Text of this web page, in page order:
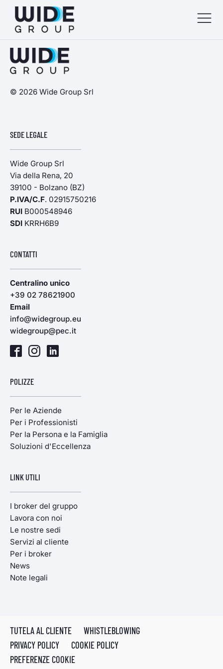
© 2026 Wide Group Srl
SEDE LEGALE
Wide Group Srl
Via della Rena, 20
39100 - Bolzano (BZ)
P.IVA/C.F. 02915750216
RUI B000548946
SDI KRRH6B9
CONTATTI
Centralino unico
+39 02 78621900
Email
info@widegroup.eu
widegroup@pec.it
POLIZZE
Per le Aziende
Per i Professionisti
Per la Persona e la Famiglia
Soluzioni d'Eccellenza
LINK UTILI
I broker del gruppo
Lavora con noi
Le nostre sedi
Servizi al cliente
Per i broker
News
Note legali
TUTELA AL CLIENTE
WHISTLEBLOWING
PRIVACY POLICY
COOKIE POLICY
PREFERENZE COOKIE